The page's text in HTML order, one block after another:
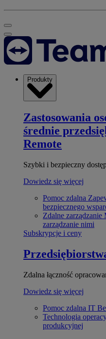
Produkty
Zastosowania
średnie
Remote
Szybki i bezpieczny
Dowiedz się więcej
Pomoc zdalna
bezpiecznego
Zdalne zarządzanie
zarządzanie nimi
Subskrypcje i ceny
Zdalna łączność
Dowiedz się więcej
Pomoc zdalna IT
Technologia
produkcyjnej